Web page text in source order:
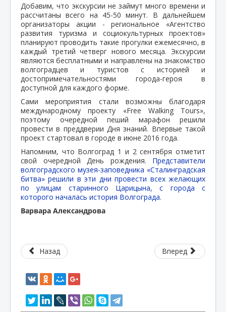
Добавим, что экскурсии не займут много времени и
рассчитаны всего на 45-50 минут. В дальнейшем
организаторы акции - региональное «Агентство
развития туризма и социокультурных проектов»
планируют проводить такие прогулки ежемесячно, в
каждый третий четверг нового месяца. Экскурсии
являются бесплатными и направлены на знакомство
волгоградцев и туристов с историей и
достопримечательностями города-героя в
доступной для каждого форме.
Сами мероприятия стали возможны благодаря
международному проекту «Free Walking Tours»,
поэтому очередной пеший марафон решили
провести в преддверии Дня знаний. Впервые такой
проект стартовал в городе в июне 2016 года.
Напомним, что Волгоград 1 и 2 сентября отметит
свой очередной День рождения. Представители
волгоградского музея-заповедника «Сталинградская
битва» решили в эти дни провести всех желающих
по улицам старинного Царицына, с города с
которого началась история Волгограда.
Варвара Александрова
Назад Вперед